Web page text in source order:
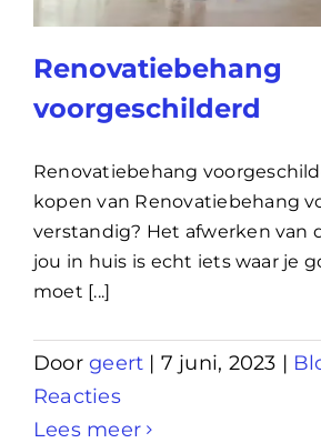
Renovatiebehang
voorgeschilderd
Renovatiebehang
kopen van Renovatiebehang
verstandig? Het afwerken van
jou in huis is echt iets waar je
moet [...]
Doorgeert | 7 juni, 2023 |
Reacties
Lees meer